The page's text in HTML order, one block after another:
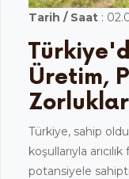
Tarih / Saat :
Üretim,
Zorluklar
Türkiye, sahip
koşullarıyla
potansiyele